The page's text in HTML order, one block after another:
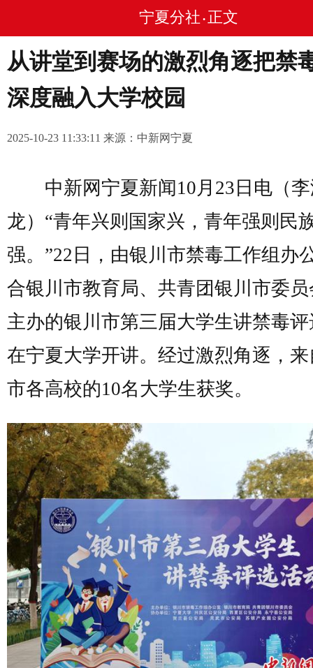
宁夏分社 • 正文
从讲堂到赛场的激烈角逐把禁
深度融入大学校园
2025-10-23 11:33:11 来源：中新网宁夏
中新网宁夏新闻10月23日电（李
龙）“青年兴则国家兴，青年强则民
强。”22日，由银川市禁毒工作组办
合银川市教育局、共青团银川市委
主办的银川市第三届大学生讲禁毒
在宁夏大学开讲。经过激烈角逐，
市各高校的10名大学生获奖。